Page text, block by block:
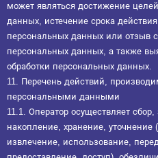
может являться достижение
данных, истечение срока
персональных данных или отзыв
персональных данных, а также
обработки персональных данных.
11. Перечень действий,
персональными данными
11.1. Оператор осуществляет
накопление, хранение,
извлечение, использование,